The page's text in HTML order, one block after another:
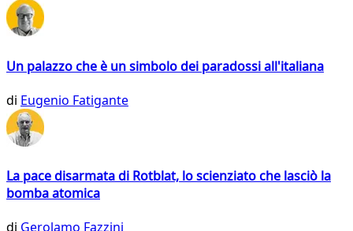
Un palazzo che è un simbolo dei paradossi all'italiana
di Eugenio Fatigante
La pace disarmata di Rotblat, lo scienziato che lasciò la
bomba atomica
di Gerolamo Fazzini